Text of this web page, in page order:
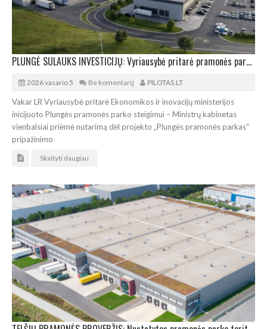
PLUNGĖ SULAUKS INVESTICIJŲ: Vyriausybė pritarė pramonės parko steigimui
2026 vasario 5 Be komentarų PILOTAS.LT
Vakar LR Vyriausybė pritarė Ekonomikos ir inovacijų ministerijos
inicijuoto Plungės pramonės parko steigimui – Ministrų kabinetas
vienbalsiai priėmė nutarimą dėl projekto „Plungės pramonės parkas“
pripažinimo
Skaityti daugiau